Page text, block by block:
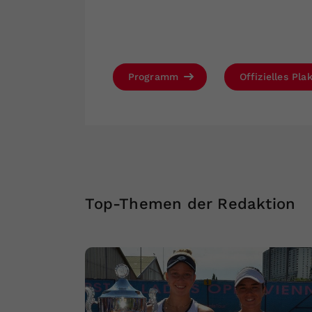
Programm Offizielles
Top-Themen der Redaktion